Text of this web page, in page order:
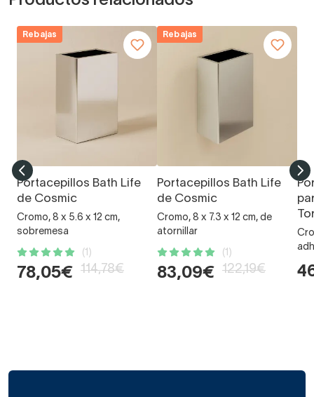
Rebajas
Portacepillos Bath Life
de Cosmic
Cromo, 8 x 5.6 x 12 cm,
sobremesa
(1)
78,05€ 114,78€
Rebajas
Portacepillos Bath Life
de Cosmic
Cromo, 8 x 7.3 x 12 cm, de
atornillar
(1)
83,09€ 122,19€